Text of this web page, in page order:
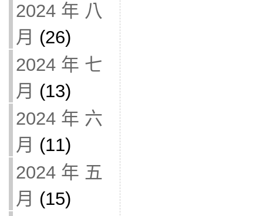
2024 年 八
月 (26)
2024 年 七
月 (13)
2024 年 六
月 (11)
2024 年 五
月 (15)